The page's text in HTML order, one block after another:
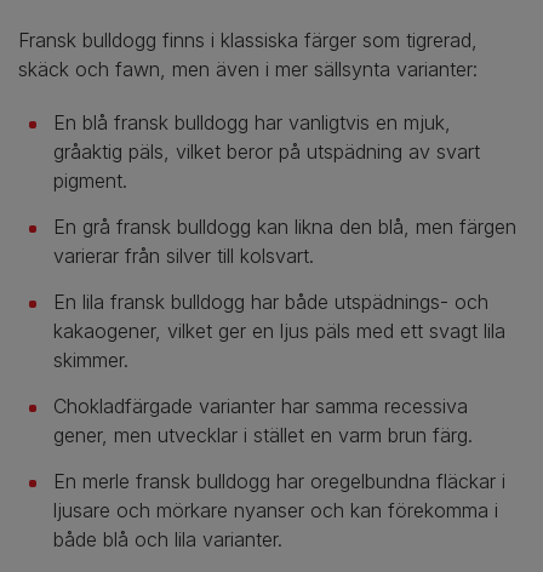
Fransk bulldogg finns i klassiska färger som tigrerad,
skäck och fawn, men även i mer sällsynta varianter:
En blå fransk bulldogg har vanligtvis en mjuk,
gråaktig päls, vilket beror på utspädning av svart
pigment.
En grå fransk bulldogg kan likna den blå, men färgen
varierar från silver till kolsvart.
En lila fransk bulldogg har både utspädnings- och
kakaogener, vilket ger en ljus päls med ett svagt lila
skimmer.
Chokladfärgade varianter har samma recessiva
gener, men utvecklar i stället en varm brun färg.
En merle fransk bulldogg har oregelbundna fläckar i
ljusare och mörkare nyanser och kan förekomma i
både blå och lila varianter.